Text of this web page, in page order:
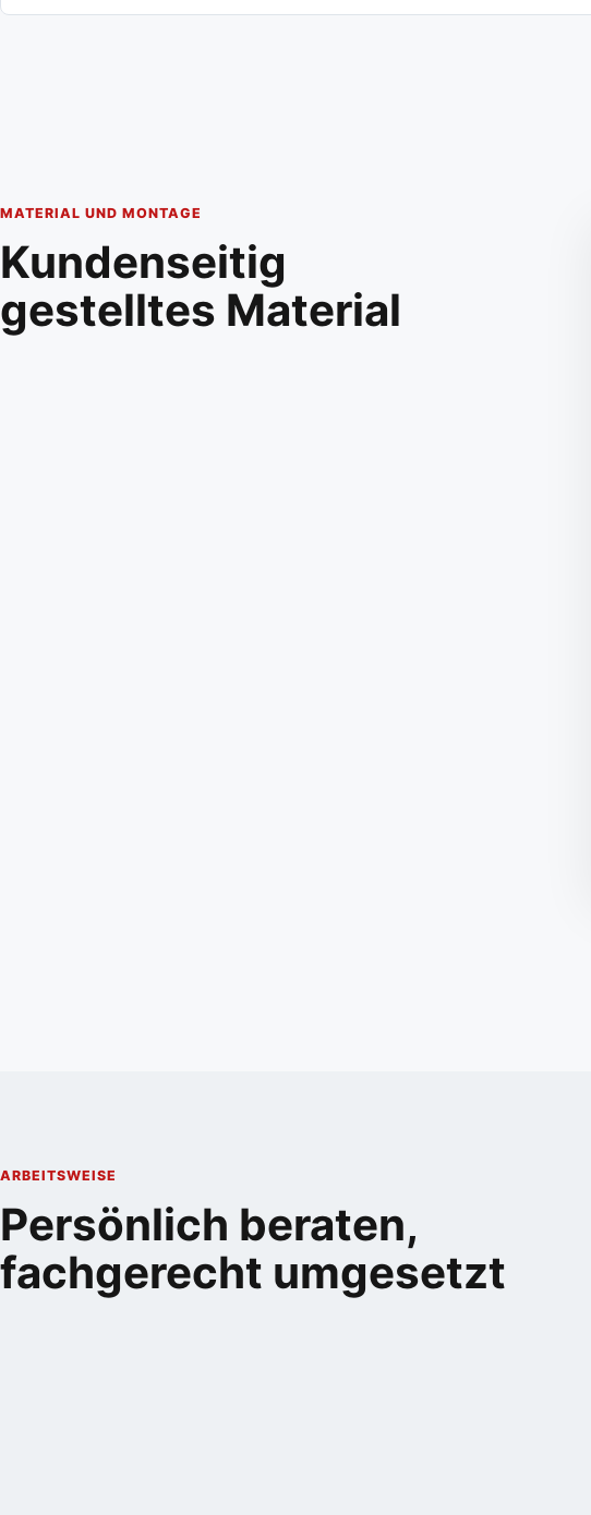
MATERIAL UND MONTAGE
Kundenseitig
gestelltes Material
ARBEITSWEISE
Persönlich beraten,
fachgerecht umgesetzt